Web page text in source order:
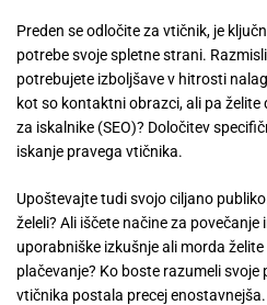
Preden se odločite za vtičnik, je
potrebe svoje spletne strani.
potrebujete izboljšave v hitrosti
kot so kontaktni obrazci, ali pa
za iskalnike (SEO)? Določitev
iskanje pravega vtičnika.
Upoštevajte tudi svojo ciljano
želeli? Ali iščete načine za
uporabniške izkušnje ali morda
plačevanje? Ko boste razumeli svoje
vtičnika postala precej enostavnejša.